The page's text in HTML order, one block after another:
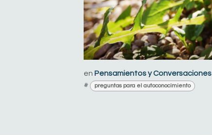
en Pensamientos y Conversaciones
#
preguntas para el autoconocimiento